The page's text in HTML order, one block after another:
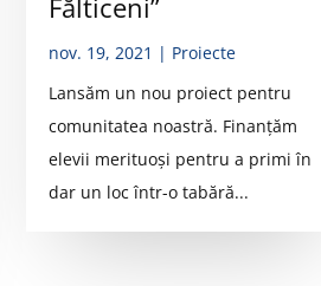
nov. 19, 2021 | Proiecte
Lansăm un nou proiect pentru
comunitatea noastră. Finanțăm
elevii merituoși pentru a primi în
dar un loc într-o tabără...